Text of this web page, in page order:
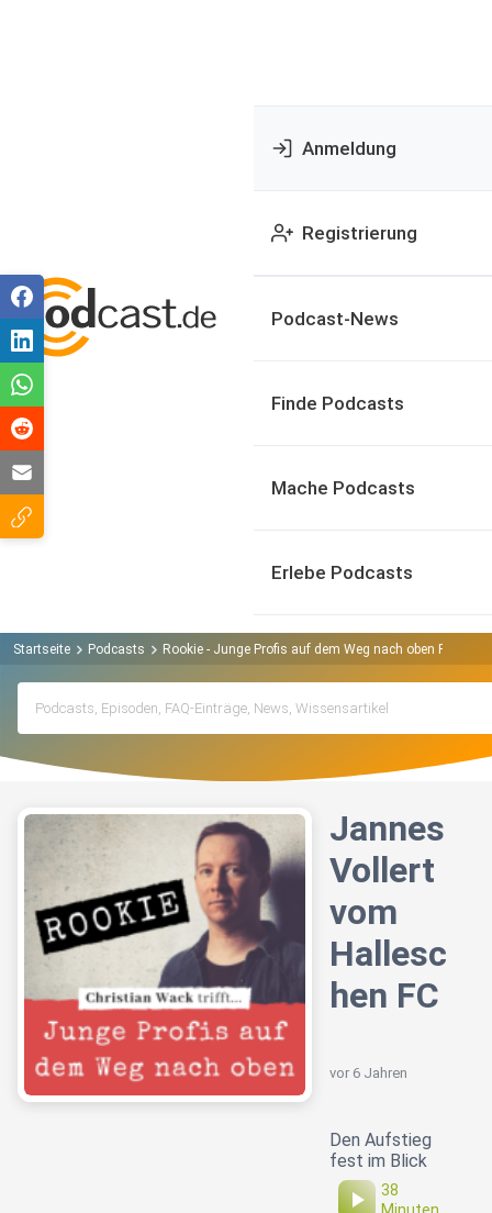
Anmeldung
Registrierung
Podcast-News
Finde Podcasts
Mache Podcasts
Erlebe Podcasts
Startseite Podcasts Rookie - Junge Profis auf dem Weg nach oben Podcast
Jannes
Vollert
vom
Hallesc
hen FC
vor 6 Jahren
Den Aufstieg
fest im Blick
38